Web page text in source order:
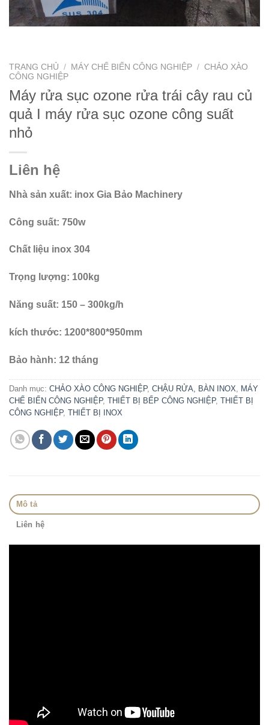
TRANG CHỦ / MÁY CHẾ BIẾN CÔNG NGHIỆP / CHẢO XÀO
CÔNG NGHIỆP
Máy rửa sục ozone rửa trái cây rau củ
quả I máy rửa sục ozone công suất
nhỏ
Liên hệ
Nhà sản xuất: inox Gia Bảo Machinery
Công suất: 750w
Chất liệu inox 304
Trọng lượng: 100kg
Năng suất: 150 – 300kg/h
kích thước: 1200*800*950mm
Bảo hành: 12 tháng
Danh mục: CHẢO XÀO CÔNG NGHIỆP, CHẬU RỬA, BÀN INOX, MÁY
CHẾ BIẾN CÔNG NGHIỆP, THIẾT BỊ BẾP CÔNG NGHIỆP, THIẾT BỊ
CÔNG NGHIỆP, THIẾT BỊ INOX
Mô tả
Liên hệ